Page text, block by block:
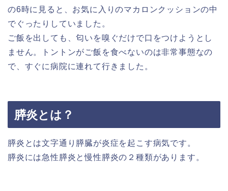
の6時に見ると、お気に入りのマカロンクッションの中
でぐったりしていました。
ご飯を出しても、匂いを嗅ぐだけで口をつけようとし
ません。トントンがご飯を食べないのは非常事態なの
で、すぐに病院に連れて行きました。
膵炎とは？
膵炎とは文字通り膵臓が炎症を起こす病気です。
膵炎には急性膵炎と慢性膵炎の２種類があります。